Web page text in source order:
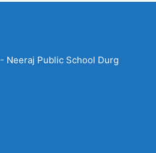
Neeraj Public School Durg